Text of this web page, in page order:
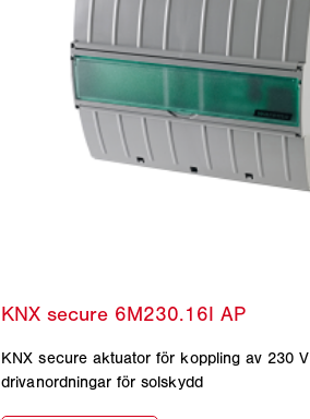
KNX secure aktuator för koppling av 230 V
drivanordningar för solskydd